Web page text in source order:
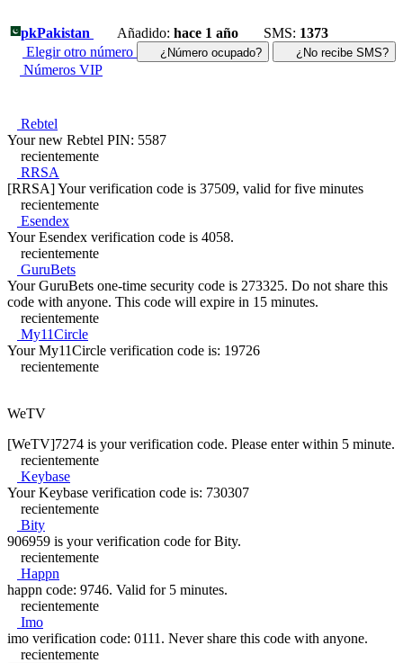
pkPakistan Añadido: hace 1 año SMS: 1373
Elegir otro número
¿Número ocupado? ¿No recibe SMS?
Números VIP
Rebtel
Your new Rebtel PIN: 5587
recientemente
RRSA
[RRSA] Your verification code is 37509, valid for five minutes
recientemente
Esendex
Your Esendex verification code is 4058.
recientemente
GuruBets
Your GuruBets one-time security code is 273325. Do not share this
code with anyone. This code will expire in 15 minutes.
recientemente
My11Circle
Your My11Circle verification code is: 19726
recientemente
WeTV
[WeTV]7274 is your verification code. Please enter within 5 minute.
recientemente
Keybase
Your Keybase verification code is: 730307
recientemente
Bity
906959 is your verification code for Bity.
recientemente
Happn
happn code: 9746. Valid for 5 minutes.
recientemente
Imo
imo verification code: 0111. Never share this code with anyone.
recientemente